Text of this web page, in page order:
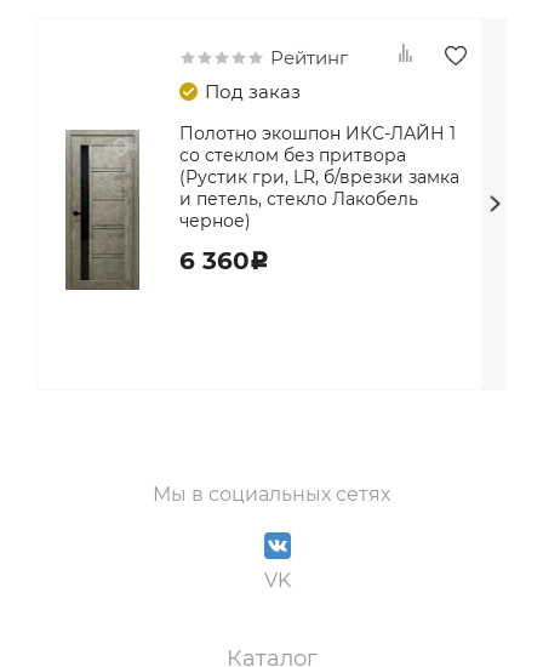
Рейтинг
Под заказ
Полотно экошпон ИКС-ЛАЙН 1
со стеклом без притвора
(Рустик гри, LR, б/врезки замка
и петель, стекло Лакобель
черное)
6 360c
Мы в социальных сетях
VK
Каталог